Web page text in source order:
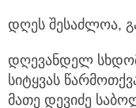
დღეს შესაძლოა,
დღევანდელ
სიტყვას
მათე დევიძე